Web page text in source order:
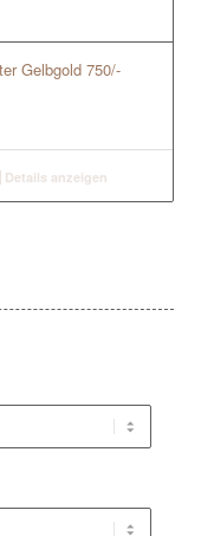
Gelbgold 750/-
Details anzeigen